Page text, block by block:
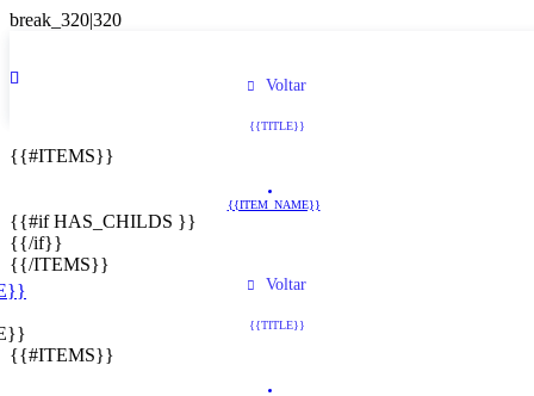
Voltar
{{TITLE}}
{{#ITEMS}}
{{ITEM_NAME}}
{{#if HAS_CHILDS }}
{{/if}}
{{/ITEMS}}
Voltar
{{TITLE}}
{{#ITEMS}}